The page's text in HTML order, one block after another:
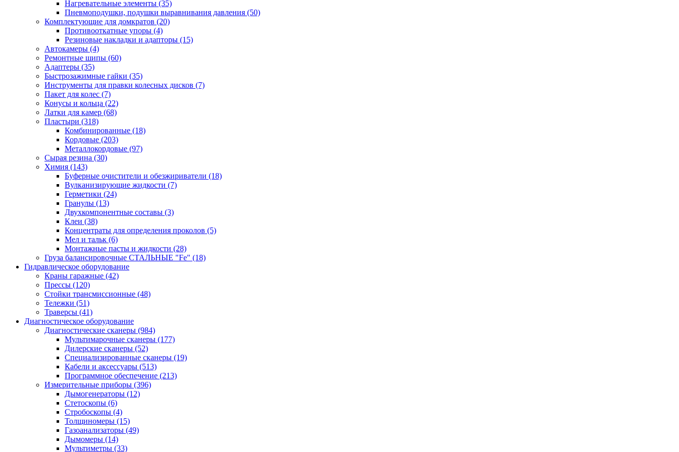
Нагревательные элементы (35)
Пневмоподушки, подушки выравнивания давления (50)
Комплектующие для домкратов (20)
Противооткатные упоры (4)
Резиновые накладки и адапторы (15)
Автокамеры (4)
Ремонтные шипы (60)
Адаптеры (35)
Быстрозажимные гайки (35)
Инструменты для правки колесных дисков (7)
Пакет для колес (7)
Конусы и кольца (22)
Латки для камер (68)
Пластыри (318)
Комбинированные (18)
Кордовые (203)
Металлокордовые (97)
Сырая резина (30)
Химия (143)
Буферные очистители и обезжириватели (18)
Вулканизирующие жидкости (7)
Герметики (24)
Гранулы (13)
Двухкомпонентные составы (3)
Клеи (38)
Концентраты для определения проколов (5)
Мел и тальк (6)
Монтажные пасты и жидкости (28)
Груза балансировочные СТАЛЬНЫЕ "Fe" (18)
Гидравлическое оборудование
Краны гаражные (42)
Прессы (120)
Стойки трансмиссионные (48)
Тележки (51)
Траверсы (41)
Диагностическое оборудование
Диагностические сканеры (984)
Мультимарочные сканеры (177)
Дилерские сканеры (52)
Специализированные сканеры (19)
Кабели и аксессуары (513)
Программное обеспечение (213)
Измерительные приборы (396)
Дымогенераторы (12)
Стетоскопы (6)
Стробоскопы (4)
Толщиномеры (15)
Газоанализаторы (49)
Дымомеры (14)
Мультиметры (33)